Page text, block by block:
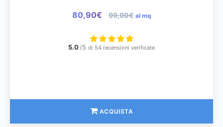
80,90€ 99,90€ al mq
5.0/5 di 54 recensioni verificate
ACQUISTA